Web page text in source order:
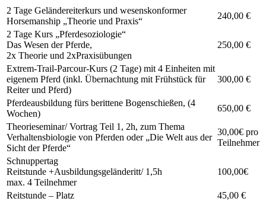
2 Tage Geländereiterkurs und wesenskonformer
Horsemanship „Theorie und Praxis“
240,00 €
2 Tage Kurs „Pferdesoziologie“
Das Wesen der Pferde,
2x Theorie und 2xPraxisübungen
250,00 €
Extrem-Trail-Parcour-Kurs (2 Tage) mit 4 Einheiten mit
eigenem Pferd (inkl. Übernachtung mit Frühstück für
Reiter und Pferd)
300,00 €
Pferdeausbildung fürs berittene Bogenschießen, (4
Wochen)
650,00 €
Theorieseminar/ Vortrag Teil 1, 2h, zum Thema
Verhaltensbiologie von Pferden oder „Die Welt aus der
Sicht der Pferde“
30,00€ pro
Teilnehmer
Schnuppertag
Reitstunde +Ausbildungsgeländeritt/ 1,5h
max. 4 Teilnehmer
100,00€
Reitstunde – Platz 45,00 €